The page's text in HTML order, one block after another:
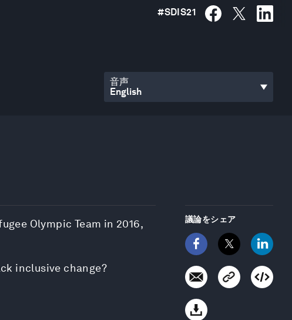
#SDIS21
音声
Olympic Team in 2016,
inclusive change?
議論をシェア